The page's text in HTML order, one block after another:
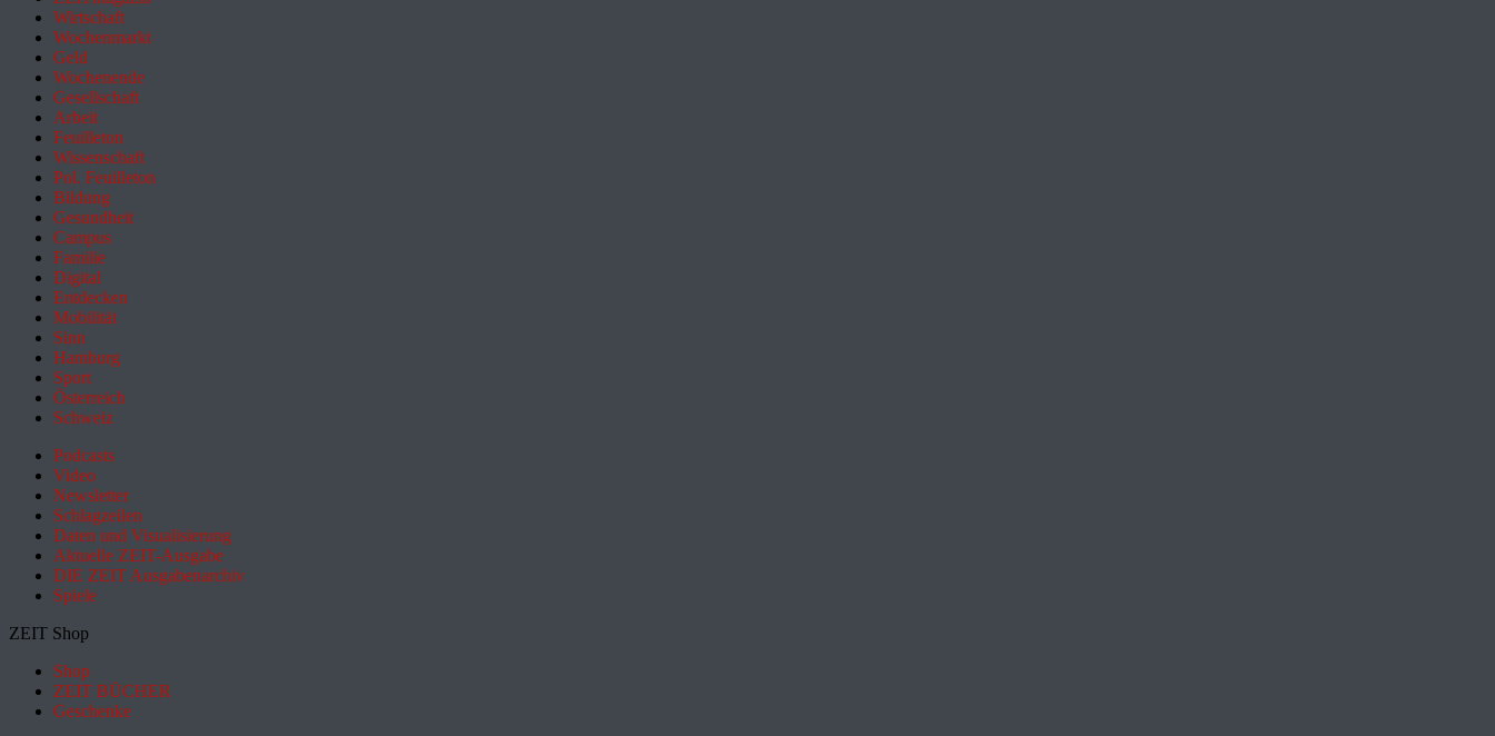
Wirtschaft
Wochenmarkt
Geld
Wochenende
Gesellschaft
Arbeit
Feuilleton
Wissenschaft
Pol. Feuilleton
Bildung
Gesundheit
Campus
Familie
Digital
Entdecken
Mobilität
Sinn
Hamburg
Sport
Österreich
Schweiz
Podcasts
Video
Newsletter
Schlagzeilen
Daten und Visualisierung
Aktuelle ZEIT-Ausgabe
DIE ZEIT Ausgabenarchiv
Spiele
ZEIT Shop
Shop
ZEIT BÜCHER
Geschenke